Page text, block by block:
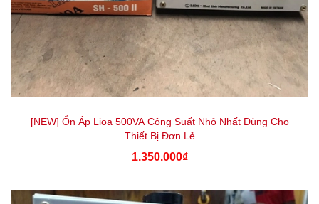
[NEW] Ổn Áp Lioa 500VA Công Suất Nhỏ Nhất Dùng Cho
Thiết Bị Đơn Lẻ
1.350.000₫